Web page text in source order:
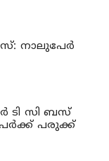
നാലുപേര്‍
സി ബസ്
പരുക്ക്